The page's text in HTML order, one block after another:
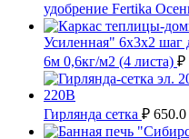
удобрение Fertika
Усиленная" 6х3х2 шаг
6м 0,6кг/м2 (4 листа) ₽
Гирлянда сетка ₽ 650.0